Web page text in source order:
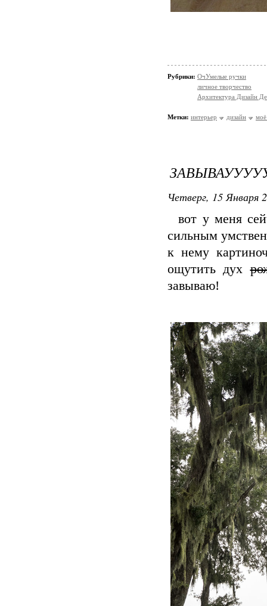
Рубрики: ОчУмелые ручки
личное творчество
Архитектура Дизайн
Метки: интерьер дизайн моё
Четверг, 15 Января
вот у меня
сильным
к нему
ощутить дух
завываю!